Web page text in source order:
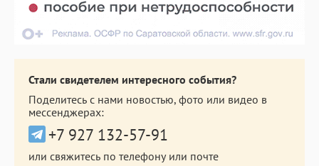
Стали свидетелем интересного события?
Поделитесь с нами новостью, фото или видео в
мессенджерах:
+7 927 132-57-91
или свяжитесь по телефону или почте